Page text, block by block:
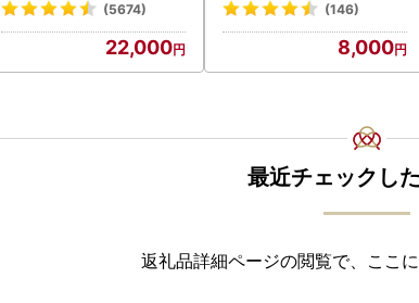
(5674)
22,000
(146)
8,000
最近チェックし
返礼品詳細ページの閲覧で、ここ